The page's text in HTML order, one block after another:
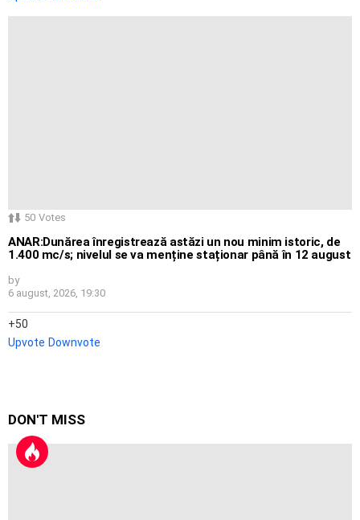
50 Votes
ANAR:Dunărea înregistrează astăzi un nou minim istoric, de
1.400 mc/s; nivelul se va menține staționar până în 12 august
by
6 august, 2026, 19:30
50
Upvote Downvote
DON'T MISS